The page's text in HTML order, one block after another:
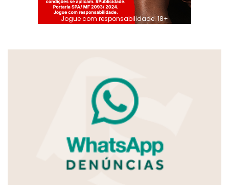
Jogue com responsabilidade. 18+